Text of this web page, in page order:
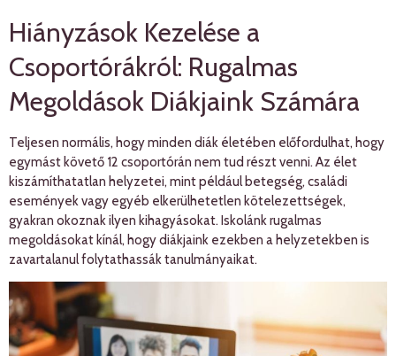
Hiányzások Kezelése a
Csoportórákról: Rugalmas
Megoldások Diákjaink Számára
Teljesen normális, hogy minden diák életében előfordulhat, hogy
egymást követő 12 csoportórán nem tud részt venni. Az élet
kiszámíthatatlan helyzetei, mint például betegség, családi
események vagy egyéb elkerülhetetlen kötelezettségek,
gyakran okoznak ilyen kihagyásokat. Iskolánk rugalmas
megoldásokat kínál, hogy diákjaink ezekben a helyzetekben is
zavartalanul folytathassák tanulmányaikat.